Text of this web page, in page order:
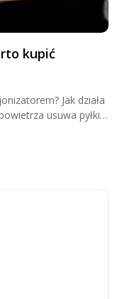
kupić
Jak działa
usuwa pyłki z